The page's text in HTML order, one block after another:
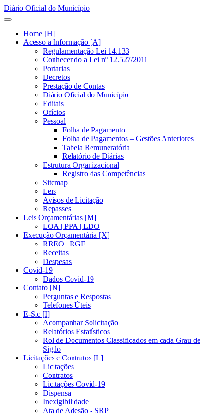
Diário Oficial do Município
Home [H]
Acesso a Informação [A]
Regulamentação Lei 14.133
Conhecendo a Lei nº 12.527/2011
Portarias
Decretos
Prestação de Contas
Diário Oficial do Município
Editais
Ofícios
Pessoal
Folha de Pagamento
Folha de Pagamentos – Gestões Anteriores
Tabela Remuneratória
Relatório de Diárias
Estrutura Organizacional
Registro das Competências
Sitemap
Leis
Avisos de Licitação
Repasses
Leis Orçamentárias [M]
LOA | PPA | LDO
Execução Orçamentária [X]
RREO | RGF
Receitas
Despesas
Covid-19
Dados Covid-19
Contato [N]
Perguntas e Respostas
Telefones Úteis
E-Sic [I]
Acompanhar Solicitação
Relatórios Estatísticos
Rol de Documentos Classificados em cada Grau de
Sigilo
Licitações e Contratos [L]
Licitações
Contratos
Licitações Covid-19
Dispensa
Inexigibilidade
Ata de Adesão - SRP